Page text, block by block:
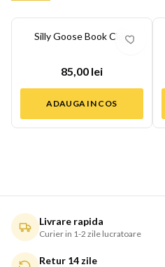
Silly Goose Book Club
85,00 lei
ADAUGA IN COS
Livrare rapida
Curier in 1-2 zile lucratoare
Retur 14 zile